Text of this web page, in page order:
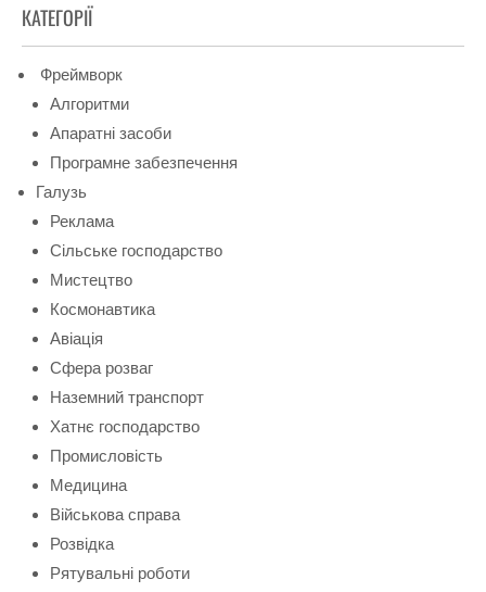
КАТЕГОРІЇ
Фреймворк
Алгоритми
Апаратні засоби
Програмне забезпечення
Галузь
Реклама
Сільське господарство
Мистецтво
Космонавтика
Авіація
Сфера розваг
Наземний транспорт
Хатнє господарство
Промисловість
Медицина
Військова справа
Розвідка
Рятувальні роботи